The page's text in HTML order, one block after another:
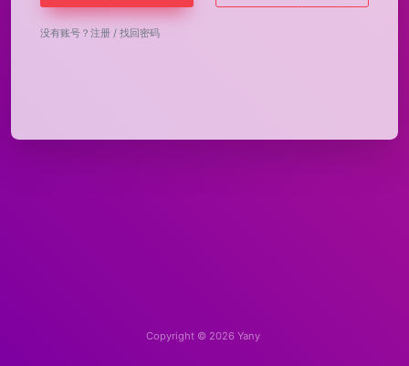
没有账号？ 注册 / 找回密码
Copyright © 2026 Yany